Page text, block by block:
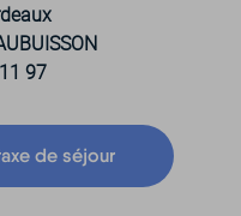
97
de séjour